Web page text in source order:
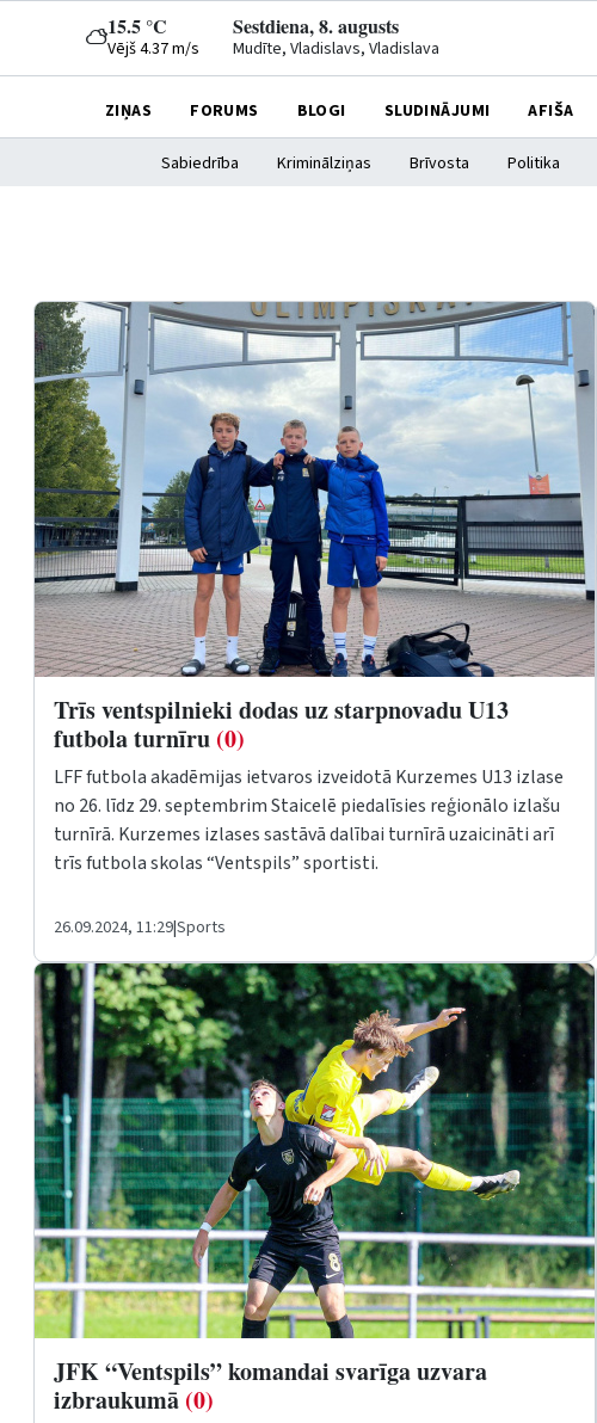
15.5 °C
Vējš 4.37 m/s
Sestdiena, 8. augusts
Mudīte, Vladislavs, Vladislava
ZIŅAS FORUMS BLOGI SLUDINĀJUMI AFIŠA
Sabiedrība Kriminālziņas Brīvosta Politika
Trīs ventspilnieki dodas uz starpnovadu U13
futbola turnīru (0)
LFF futbola akadēmijas ietvaros izveidotā Kurzemes U13 izlase
no 26. līdz 29. septembrim Staicelē piedalīsies reģionālo izlašu
turnīrā. Kurzemes izlases sastāvā dalībai turnīrā uzaicināti arī
trīs futbola skolas “Ventspils” sportisti.
26.09.2024, 11:29|Sports
JFK “Ventspils” komandai svarīga uzvara
izbraukumā (0)